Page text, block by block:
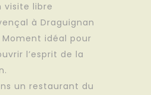
visite libre
à Draguignan
Moment idéal pour
l’esprit de la
un restaurant du